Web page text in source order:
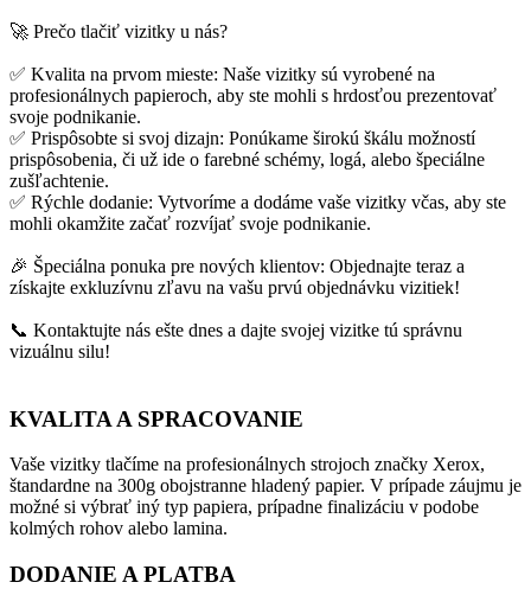
🚀 Prečo tlačiť vizitky u nás?
✅ Kvalita na prvom mieste: Naše vizitky sú vyrobené na
profesionálnych papieroch, aby ste mohli s hrdosťou prezentovať
svoje podnikanie.
✅ Prispôsobte si svoj dizajn: Ponúkame širokú škálu možností
prispôsobenia, či už ide o farebné schémy, logá, alebo špeciálne
zušľachtenie.
✅ Rýchle dodanie: Vytvoríme a dodáme vaše vizitky včas, aby ste
mohli okamžite začať rozvíjať svoje podnikanie.
🎉 Špeciálna ponuka pre nových klientov: Objednajte teraz a
získajte exkluzívnu zľavu na vašu prvú objednávku vizitiek!
📞 Kontaktujte nás ešte dnes a dajte svojej vizitke tú správnu
vizuálnu silu!
KVALITA A SPRACOVANIE
Vaše vizitky tlačíme na profesionálnych strojoch značky Xerox,
štandardne na 300g obojstranne hladený papier. V prípade záujmu je
možné si výbrať iný typ papiera, prípadne finalizáciu v podobe
kolmých rohov alebo lamina.
DODANIE A PLATBA